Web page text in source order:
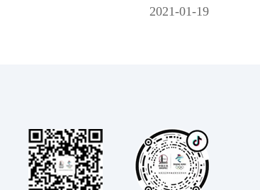
2021-01-19